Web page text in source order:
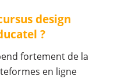
design
?
fortement de la
en ligne